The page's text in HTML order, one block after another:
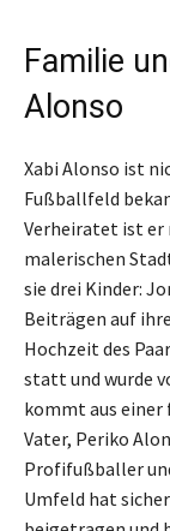
Familie
Alonso
Xabi Alonso ist
Fußballfeld
Verheiratet ist er
malerischen
sie drei Kinder:
Beiträgen auf
Hochzeit des
statt und wurde
kommt aus
Vater, Periko
Profifußballer
Umfeld hat